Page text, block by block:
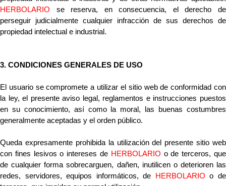
HERBOLARIO se reserva, en consecuencia, el derecho de
perseguir judicialmente cualquier infracción de sus derechos de
propiedad intelectual e industrial.
3. CONDICIONES GENERALES DE USO
El usuario se compromete a utilizar el sitio web de conformidad con
la ley, el presente aviso legal, reglamentos e instrucciones puestos
en su conocimiento, así como la moral, las buenas costumbres
generalmente aceptadas y el orden público.
Queda expresamente prohibida la utilización del presente sitio web
con fines lesivos o intereses de HERBOLARIO o de terceros, que
de cualquier forma sobrecarguen, dañen, inutilicen o deterioren las
redes, servidores, equipos informáticos, de
HERBOLARIO o de